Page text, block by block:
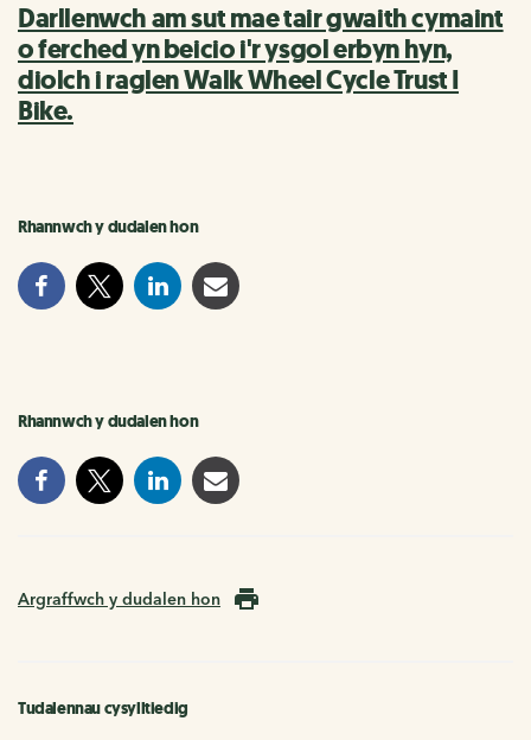
Darllenwch am sut mae tair gwaith cymaint
o ferched yn beicio i'r ysgol erbyn hyn,
diolch i raglen Walk Wheel Cycle Trust I
Bike.
Rhannwch y dudalen hon
Rhannwch y dudalen hon
Argraffwch y dudalen hon
Tudalennau cysylltiedig